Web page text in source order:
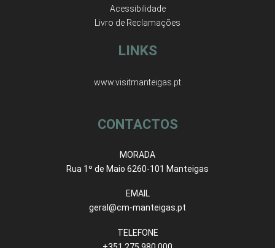
Acessibilidade
Livro de Reclamações
LINKS
www.visitmanteigas.pt
CONTACTOS
MORADA
Rua 1º de Maio 6260-101 Manteigas
EMAIL
geral@cm-manteigas.pt
TELEFONE